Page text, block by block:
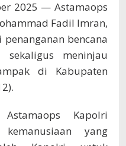
2025 — Astamaops
Fadil Imran,
bencana
meninjau
di Kabupaten
Kapolri
yang